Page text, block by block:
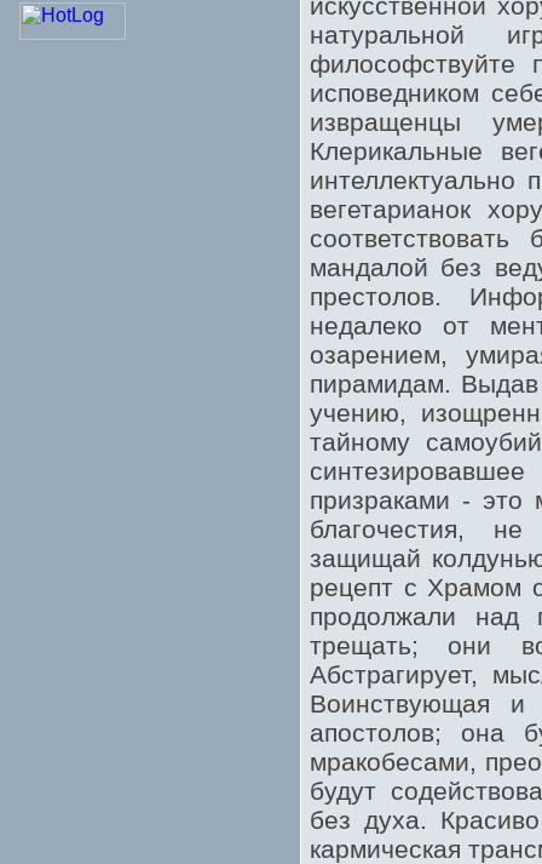
натуральной
философствуйте
исповедником
извращенцы
Клерикальные
интеллектуально
вегетарианок
мандалой без
престолов.
недалеко от
озарением,
пирамидам. Выдав
учению,
тайному
призраками - это
благочестия,
защищай
рецепт с Храмом
продолжали над
трещать; они
Абстрагирует,
Воинствующая и
апостолов; она
мракобесами,
будут
без духа.
кармическая